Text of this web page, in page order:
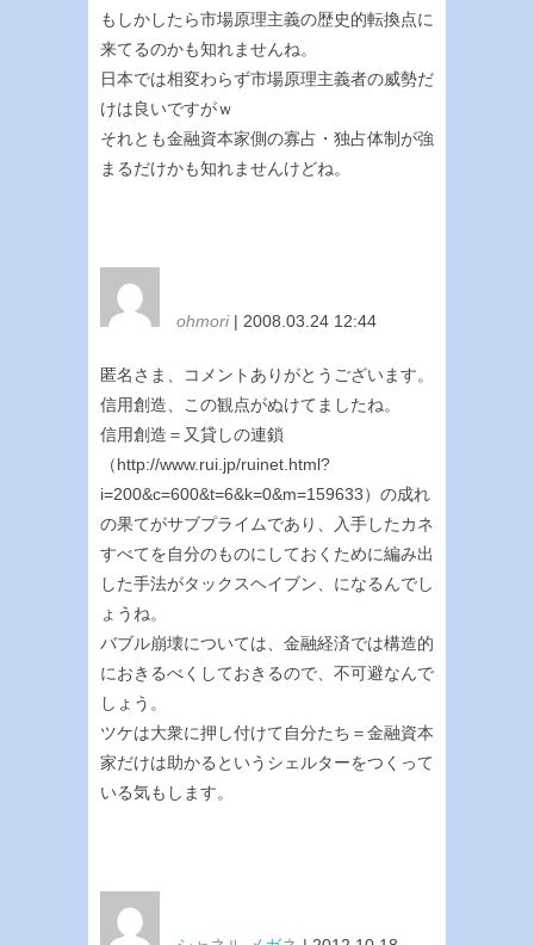
もしかしたら市場原理主義の歴史的転換点に
来てるのかも知れませんね。
日本では相変わらず市場原理主義者の威勢だ
けは良いですがｗ
それとも金融資本家側の寡占・独占体制が強
まるだけかも知れませんけどね。
ohmori| 2008.03.24 12:44
匿名さま、コメントありがとうございます。
信用創造、この観点がぬけてましたね。
信用創造＝又貸しの連鎖
（http://www.rui.jp/ruinet.html?
i=200&c=600&t=6&k=0&m=159633）の成れ
の果てがサブプライムであり、入手したカネ
すべてを自分のものにしておくために編み出
した手法がタックスヘイブン、になるんでし
ょうね。
バブル崩壊については、金融経済では構造的
におきるべくしておきるので、不可避なんで
しょう。
ツケは大衆に押し付けて自分たち＝金融資本
家だけは助かるというシェルターをつくって
いる気もします。